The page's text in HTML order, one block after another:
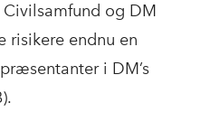
og DM
risikere endnu en
i DM’s